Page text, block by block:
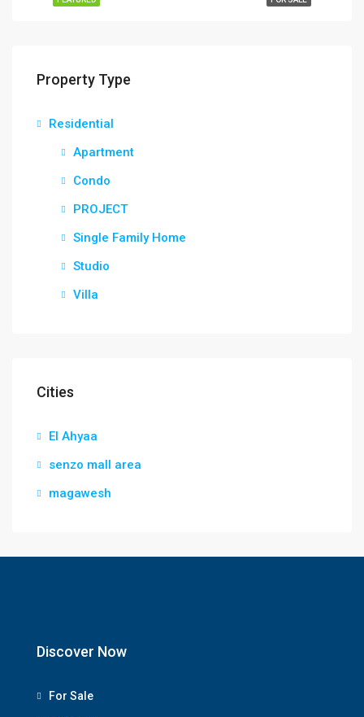
Property Type
Residential
Apartment
Condo
PROJECT
Single Family Home
Studio
Villa
Cities
El Ahyaa
senzo mall area
magawesh
Discover Now
For Sale